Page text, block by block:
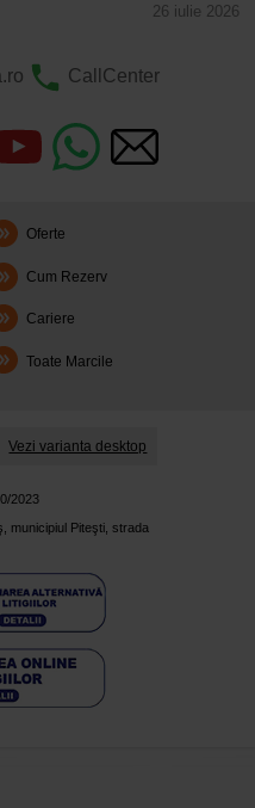
26 iulie 2026
CallCenter
Oferte
Cum Rezerv
Cariere
Toate Marcile
Vezi varianta desktop
2023
municipiul Piteşti, strada